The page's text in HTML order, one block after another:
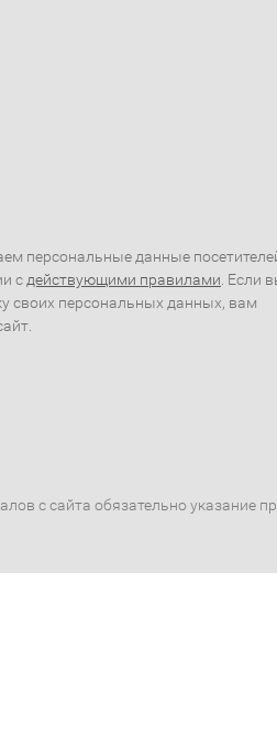
персональные данные
с действующими правилами . Если
своих персональных данных, вам
с сайта обязательно указание